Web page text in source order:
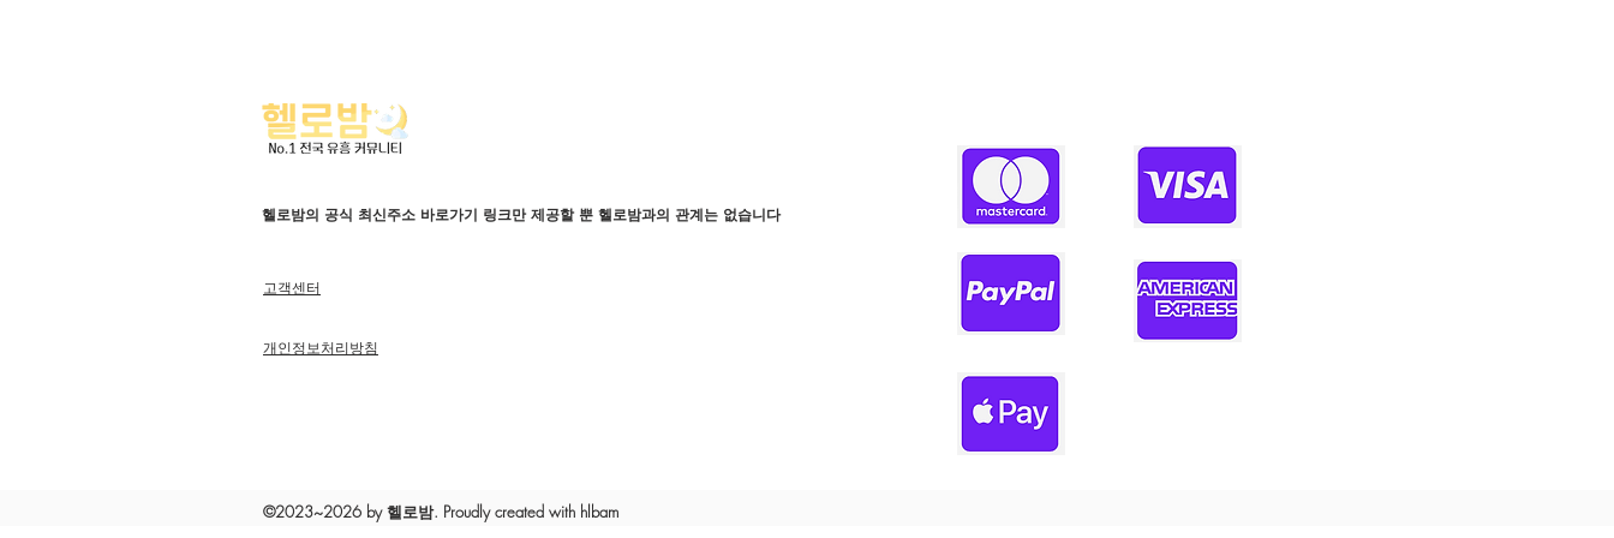
헬로밤의 공식 최신주소 바로가기 링크만 제공할 뿐 헬로밤과의 관계는 없습니다
고객센터
개인정보처리방침
©2023~2026 by 헬로밤. Proudly created with hlbam